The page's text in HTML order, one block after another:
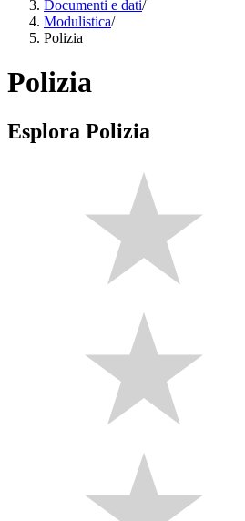
Documenti e dati/
Modulistica/
Polizia
Polizia
Esplora Polizia